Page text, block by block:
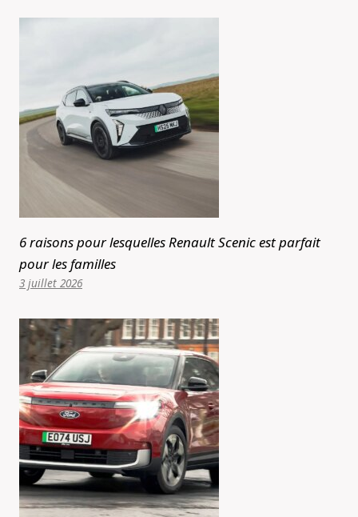
6 raisons pour lesquelles Renault Scenic est parfait
pour les familles
3 juillet 2026